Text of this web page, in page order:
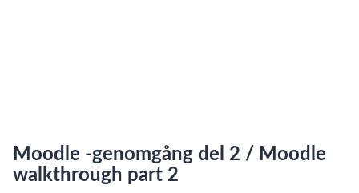
Moodle -genomgång del 2 / Moodle
walkthrough part 2